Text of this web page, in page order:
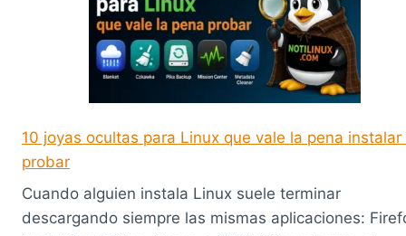
10 joyas ocultas para Linux que vale la pena instalar
probar
Cuando alguien instala Linux suele terminar
descargando siempre las mismas aplicaciones: